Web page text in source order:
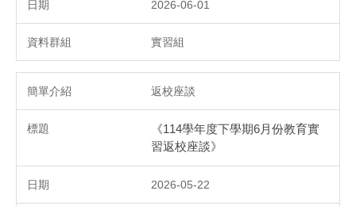
2026-06-01
實習組
返校座談
《114學年度下學期6月份教育實
習返校座談》
2026-05-22